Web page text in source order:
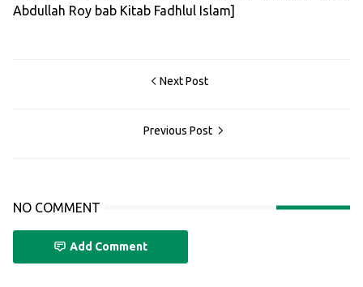
Abdullah Roy bab Kitab Fadhlul Islam]
Next Post
Previous Post
NO COMMENT
Add Comment